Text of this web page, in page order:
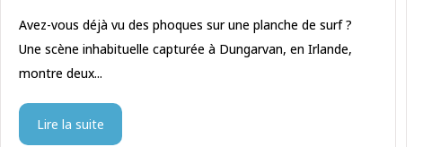
Avez-vous déjà vu des phoques sur une planche de surf ?
Une scène inhabituelle capturée à Dungarvan, en Irlande,
montre deux...
Lire la suite